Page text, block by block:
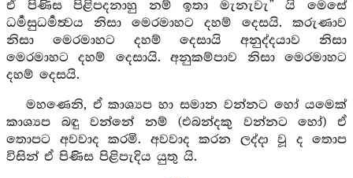
ඒ පිණිස පිළිපදනාහු නම් ඉතා මැනැවැ” යි මෙසේ
ධර්‍මසුධර්‍මත්‍වය නිසා මෙරමාහට දහම් දෙසයි. කරුණාව
නිසා මෙරමාහට දහම් දෙසායි අනුද්දයාව නිසා
මෙරමාහට දහම් දෙසායි. අනුකම්පාව නිසා මෙරමාහට
දහම් දෙසයි.
මහණෙනි, ඒ කාශ්‍යප හා සමාන වන්නට හෝ යමෙක්
කාශ්‍යප බඳු වන්නේ නම් (එබන්දකු වන්නට හෝ) ඒ
තොපට අවවාද කරමි. අවවාද කරන ලද්දා වූ ද තොප
විසින් ඒ පිණිස පිළිපැදිය යුතු යි.